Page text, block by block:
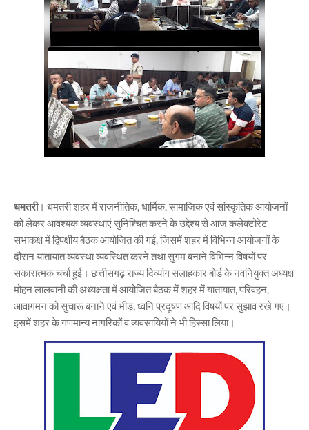
धमतरी। धमतरी शहर में राजनीतिक, धार्मिक, सामाजिक एवं सांस्कृतिक आयोजनों
को लेकर आवश्यक व्यवस्थाएं सुनिश्चित करने के उद्देश्य से आज कलेक्टोरेट
सभाकक्ष में द्विपक्षीय बैठक आयोजित की गई, जिसमें शहर में विभिन्न आयोजनों के
दौरान यातायात व्यवस्था व्यवस्थित करने तथा सुगम बनाने विभिन्न विषयों पर
सकारात्मक चर्चा हुई। छत्तीसगढ़ राज्य दिव्यांग सलाहकार बोर्ड के नवनियुक्त अध्यक्ष
मोहन लालवानी की अध्यक्षता में आयोजित बैठक में शहर में यातायात, परिवहन,
आवागमन को सुचारू बनाने एवं भीड़, ध्वनि प्रदूषण आदि विषयों पर सुझाव रखे गए।
इसमें शहर के गणमान्य नागरिकों व व्यवसायियों ने भी हिस्सा लिया।